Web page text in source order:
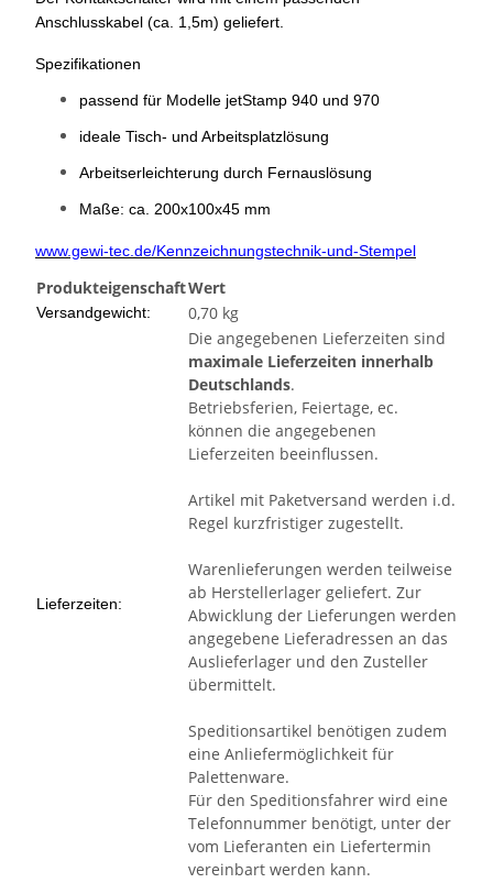
Anschlusskabel (ca. 1,5m) geliefert.
Spezifikationen
passend für Modelle jetStamp 940 und 970
ideale Tisch- und Arbeitsplatzlösung
Arbeitserleichterung durch Fernauslösung
Maße: ca. 200x100x45 mm
www.gewi-tec.de/Kennzeichnungstechnik-und-Stempel
ProdukteigenschaftWert
Versandgewicht: 0,70 kg
Lieferzeiten:
Die angegebenen Lieferzeiten sind
maximale Lieferzeiten innerhalb
Deutschlands.
Betriebsferien, Feiertage, ec.
können die angegebenen
Lieferzeiten beeinflussen.
Artikel mit Paketversand werden i.d.
Regel kurzfristiger zugestellt.
Warenlieferungen werden teilweise
ab Herstellerlager geliefert. Zur
Abwicklung der Lieferungen werden
angegebene Lieferadressen an das
Auslieferlager und den Zusteller
übermittelt.
Speditionsartikel benötigen zudem
eine Anliefermöglichkeit für
Palettenware.
Für den Speditionsfahrer wird eine
Telefonnummer benötigt, unter der
vom Lieferanten ein Liefertermin
vereinbart werden kann.